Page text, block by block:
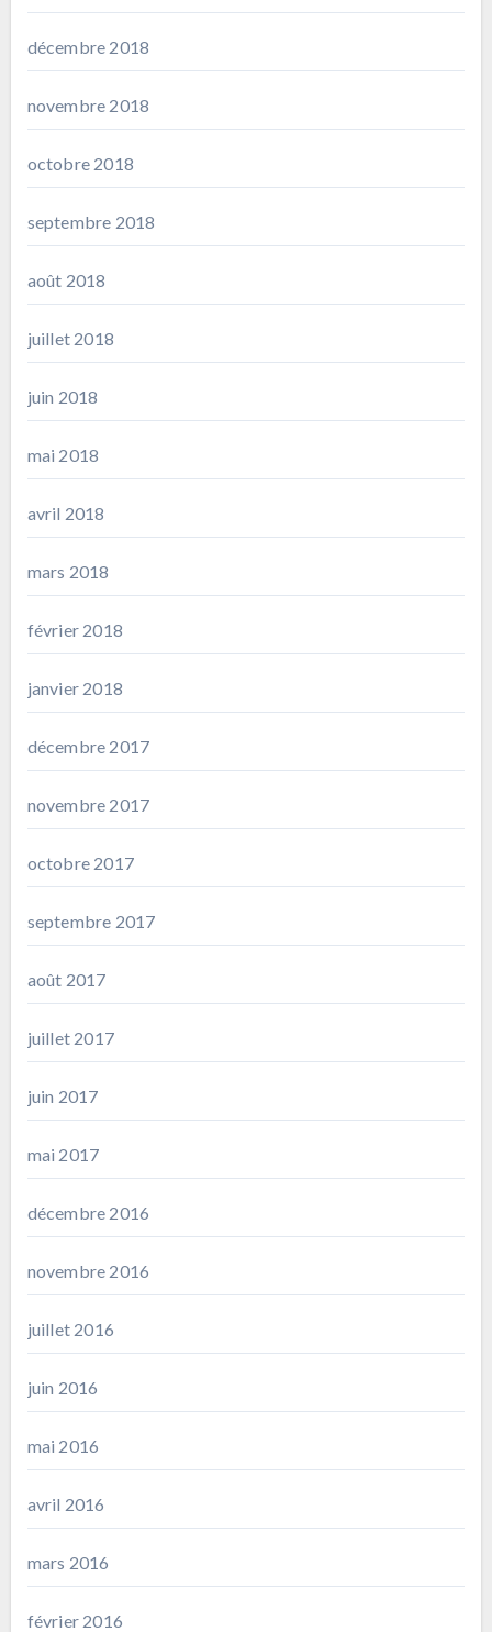
décembre 2018
novembre 2018
octobre 2018
septembre 2018
août 2018
juillet 2018
juin 2018
mai 2018
avril 2018
mars 2018
février 2018
janvier 2018
décembre 2017
novembre 2017
octobre 2017
septembre 2017
août 2017
juillet 2017
juin 2017
mai 2017
décembre 2016
novembre 2016
juillet 2016
juin 2016
mai 2016
avril 2016
mars 2016
février 2016